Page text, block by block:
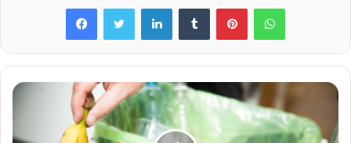
LinkedInTumblr PinterestWhatsApp